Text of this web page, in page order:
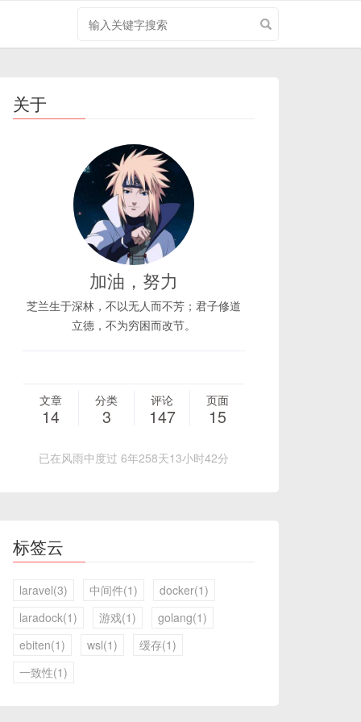
关于
加油，努力
芝兰生于深林，不以无人而不芳；君子修道
立德，不为穷困而改节。
文章
14
分类
3
评论
147
页面
15
已在风雨中度过 6年258天13小时42分
标签云
laravel(3) 中间件(1)
docker(1)
laradock(1)
游戏(1)
golang(1)
ebiten(1)
wsl(1)
缓存(1)
一致性(1)